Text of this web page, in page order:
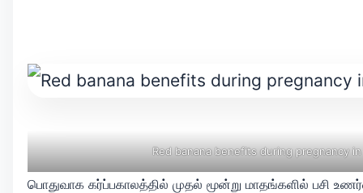
Red banana benefits during pregnancy
பொதுவாக கர்ப்பகாலத்தில் முதல் மூன்று மாதங்களில் பசி